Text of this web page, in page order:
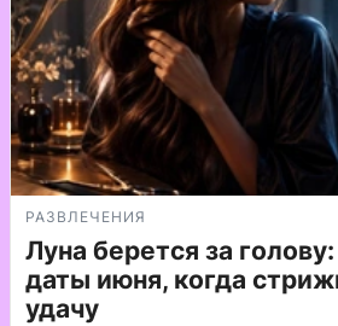
РАЗВЛЕЧЕНИЯ
Луна берется за
даты июня, когда
удачу